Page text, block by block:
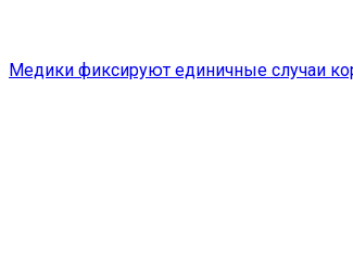
Медики фиксируют единичные случаи